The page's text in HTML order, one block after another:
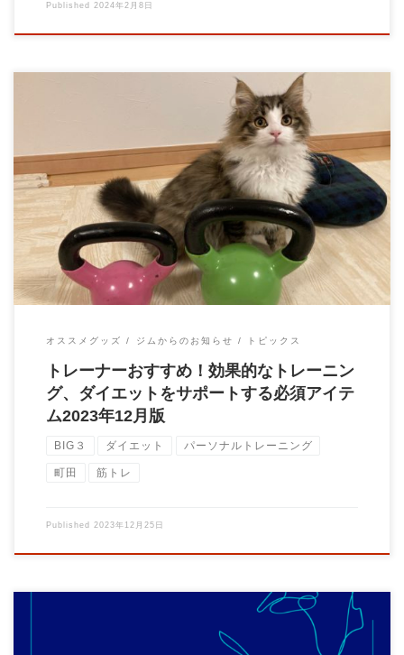
Published 2024年2月8日
こんにちは、みなさん！ パーソナルトレーニングジムBrainのパ
ーソナルトレーナーの大石 圭太朗です […]
オススメグッズ ジムからのお知らせ トピックス
トレーナーおすすめ！効果的なトレーニン
グ、ダイエットをサポートする必須アイテ
ム2023年12月版
BIG３ ダイエット パーソナルトレーニング
町田 筋トレ
Published 2023年12月25日